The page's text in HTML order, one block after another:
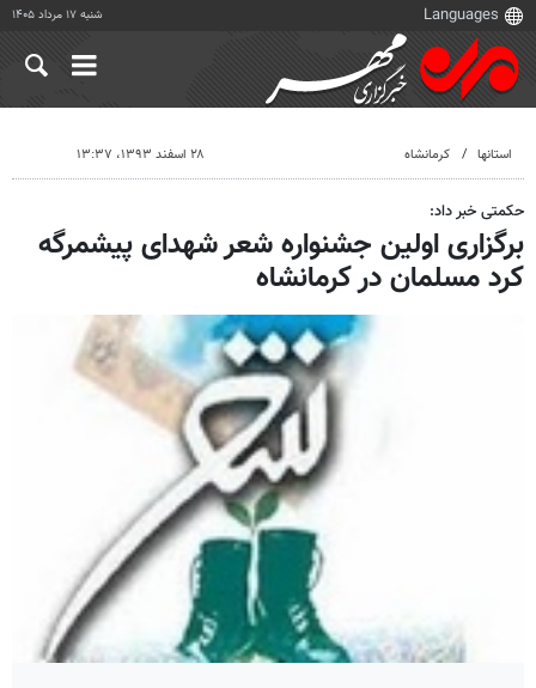
شنبه ۱۷ مرداد ۱۴۰۵
استانها کرمانشاه ۲۸ اسفند ۱۳۹۳، ۱۳:۳۷
حکمتی خبر داد:
برگزاری اولین جشنواره شعر شهدای پیشمرگه
کرد مسلمان در کرمانشاه